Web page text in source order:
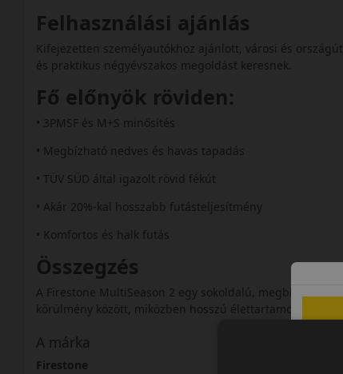
Felhasználási ajánlás
Kifejezetten személyautókhoz ajánlott, városi és
és praktikus négyévszakos megoldást keresnek.
Fő előnyök röviden:
• 3PMSF és M+S minősítés
• Megbízható nedves és havas tapadás
• TÜV SÜD által igazolt rövid fékút
• Akár 20%-kal hosszabb futásteljesítmény
• Komfortos és halk futás
Összegzés
A Firestone MultiSeason 2 egy sokoldalú, megbízható
körülmény között, miközben hosszú élettartamot és
A márka
Firestone